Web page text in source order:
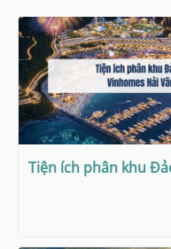
Tiện ích phân khu